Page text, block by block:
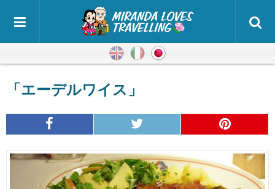
英語 イタリア語
「エーデルワイス」